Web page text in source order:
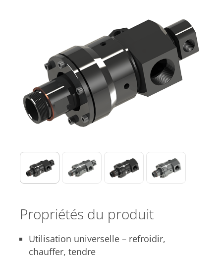
Propriétés du produit
Utilisation universelle – refroidir,
chauffer, tendre